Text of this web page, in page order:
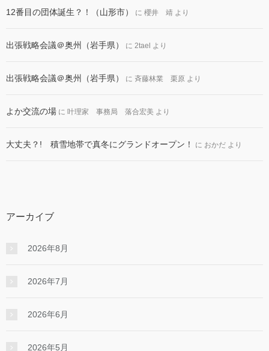
12番目の団体誕生？！（山形市） に 櫻井 靖 より
出張戦略会議＠奥州（岩手県） に 2tael より
出張戦略会議＠奥州（岩手県） に 斉藤林業 栗原 より
よか交流の場 に 叶理家 事務局 落合宏美 より
大丈夫？! 積雪地帯で真冬にグランドオープン！ に おかだ より
アーカイブ
2026年8月
2026年7月
2026年6月
2026年5月